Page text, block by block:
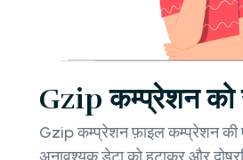
Gzip कम्प्रेशन को
Gzip कम्प्रेशन फ़ाइल कम्प्रेशन की